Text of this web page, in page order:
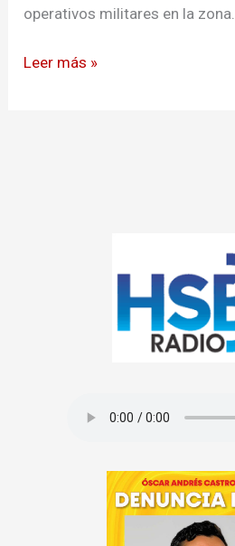
operativos militares en la zona.
Leer más »